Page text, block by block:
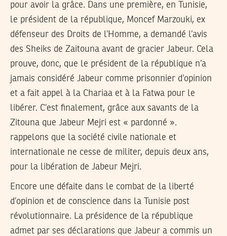
pour avoir la grâce. Dans une première, en Tunisie,
le président de la république, Moncef Marzouki, ex
défenseur des Droits de l’Homme, a demandé l’avis
des Sheiks de Zaitouna avant de gracier Jabeur. Cela
prouve, donc, que le président de la république n’a
jamais considéré Jabeur comme prisonnier d’opinion
et a fait appel à la Chariaa et à la Fatwa pour le
libérer. C’est finalement, grâce aux savants de la
Zitouna que Jabeur Mejri est « pardonné ».
rappelons que la société civile nationale et
internationale ne cesse de militer, depuis deux ans,
pour la libération de Jabeur Mejri.
Encore une défaite dans le combat de la liberté
d’opinion et de conscience dans la Tunisie post
révolutionnaire. La présidence de la république
admet par ses déclarations que Jabeur a commis un